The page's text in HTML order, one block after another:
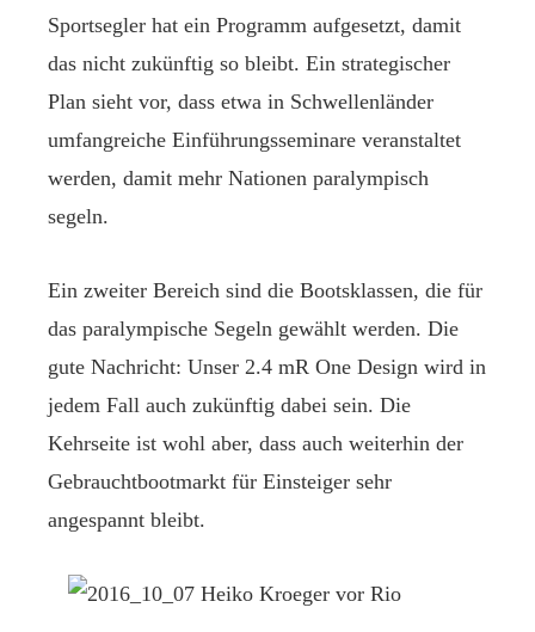
Sportsegler hat ein Programm aufgesetzt, damit
das nicht zukünftig so bleibt. Ein strategischer
Plan sieht vor, dass etwa in Schwellenländer
umfangreiche Einführungsseminare veranstaltet
werden, damit mehr Nationen paralympisch
segeln.
Ein zweiter Bereich sind die Bootsklassen, die für
das paralympische Segeln gewählt werden. Die
gute Nachricht: Unser 2.4 mR One Design wird in
jedem Fall auch zukünftig dabei sein. Die
Kehrseite ist wohl aber, dass auch weiterhin der
Gebrauchtbootmarkt für Einsteiger sehr
angespannt bleibt.